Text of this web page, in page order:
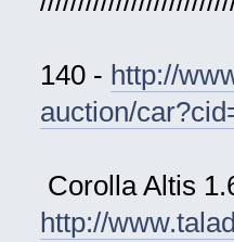
140 - http://
auction/
Corolla Altis
http://